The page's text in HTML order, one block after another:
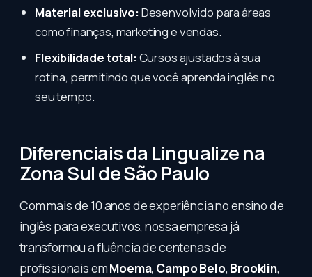
Material exclusivo:Desenvolvido para áreas
como finanças, marketing e vendas.
Flexibilidade total:Cursos ajustados à sua
rotina, permitindo que você aprenda inglês no
seu tempo.
Diferenciais da Lingualize na
Zona Sul de São Paulo
Com mais de 10 anos de experiência no ensino de
inglês para executivos, nossa empresa já
transformou a fluência de centenas de
profissionais emMoema, Campo Belo, Brooklin,